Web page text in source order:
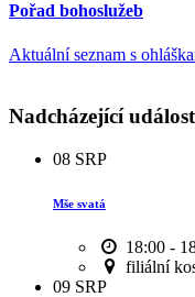
Pořad bohoslužeb
Aktuální seznam s
Nadcházející
08 SRP
Mše svatá
18:00 -
filiální
09 SRP